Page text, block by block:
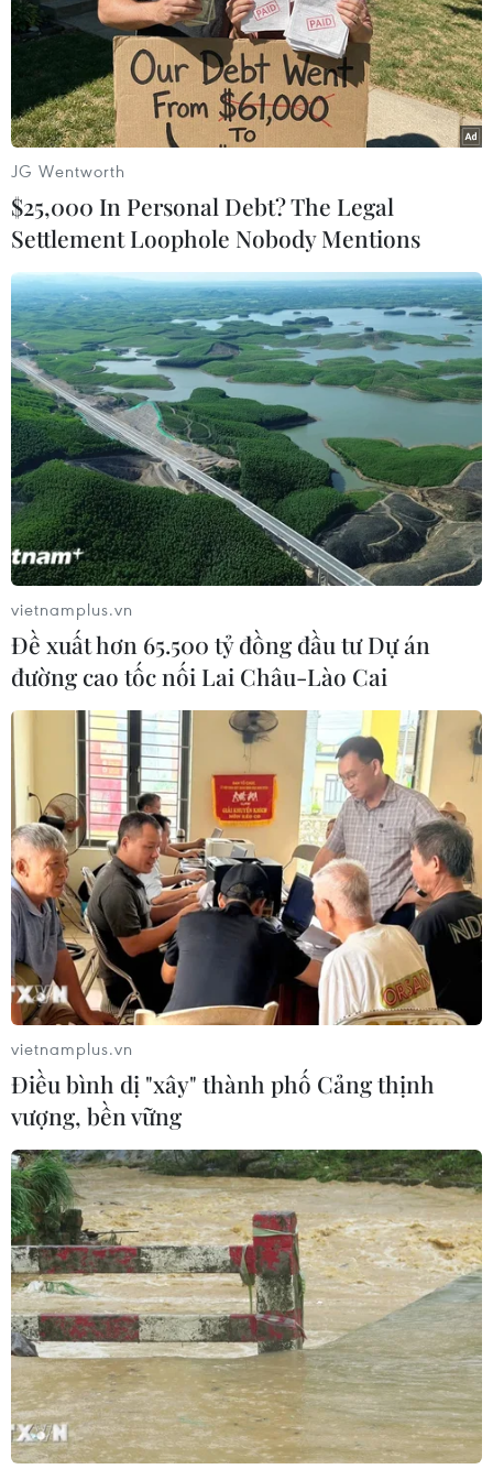
Số ca mắc mới tăng cao trở lại, Nam Định
sẵn sàng phương án 4 tại chỗ
19/04/2023 10:50
Theo báo cáo của Sở Y tế tỉnh, ngày 18/4, trên địa bàn
tỉnh ghi nhận 79 ca mắc COVID-19 mới trong cộng
đồng. Đây là số ca mắc mới cao nhất trong nhiều tháng
qua.
Cập nhật tình hình dịch
COVID-19 ở Việt Nam ngày 19/4
19/04/2023 12:20
Bản tin phòng chống dịch COVID-19 ngày 19/4 của Bộ Y
tế cho biết có 2.159 ca mắc mới COVID-19, 209 ca khỏi
bệnh, không có F0 tử vong; trong ngày 18/4 có 12.888
liều vaccine phòng COVID-19 được tiêm.
JG Wentworth
$25,000 In Personal Debt? The Legal
Settlement Loophole Nobody Mentions
vietnamplus.vn
Đề xuất hơn 65.500 tỷ đồng đầu tư Dự án
đường cao tốc nối Lai Châu-Lào Cai
vietnamplus.vn
Điều bình dị "xây" thành phố Cảng thịnh
vượng, bền vững